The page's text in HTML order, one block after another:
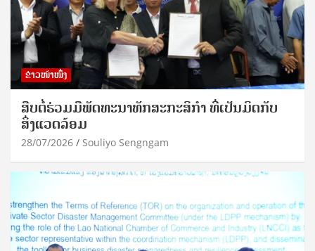
ຂ່າວໜ້າໜຶ່ງ
ສືບຕໍ່ຮ່ວມມືພັດທະນາທັກສະກະສິກຳ ທີ່ເປັນມິດກັບ
ສິ່ງແວດລ້ອມ
28/07/2026 Souliyo Sengngam